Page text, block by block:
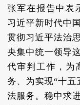
张军在报告中表
习近平新时代中
贯彻习近平法治
央集中统一领导
代审判工作，为
务、为实现“十五
法服务。稳中求